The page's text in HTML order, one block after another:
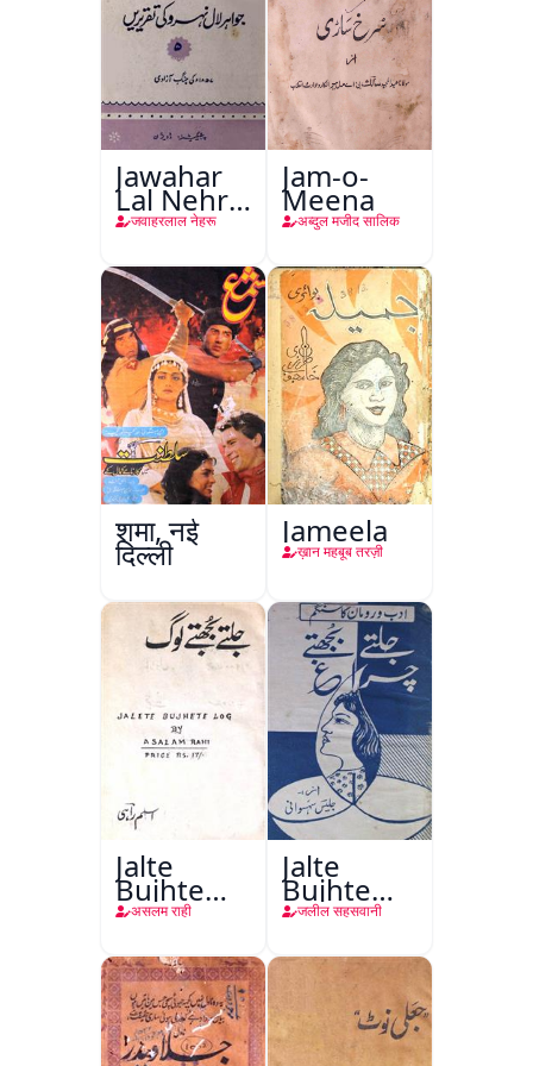
Jawahar
Lal Nehru
Ki
(Jang-e-
Azadi)
जवाहरलाल नेहरू
Jam-o-
Meena
अब्दुल मजीद सालिक
शमा, नई
दिल्ली
Jameela
ख़ान महबूब तरज़ी
Jalte
Bujhte
Log
असलम राही
Jalte
Bujhte
Chiragh
जलील सहसवानी